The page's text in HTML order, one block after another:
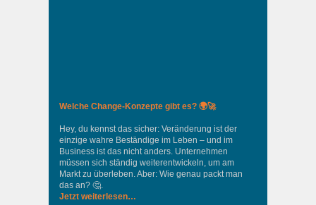
Welche Change-Konzepte gibt es? 🌍🚀
Hey, du kennst das sicher: Veränderung ist der
einzige wahre Beständige im Leben – und im
Business ist das nicht anders. Unternehmen
müssen sich ständig weiterentwickeln, um am
Markt zu überleben. Aber: Wie genau packt man
das an? 🤔.
Jetzt weiterlesen…